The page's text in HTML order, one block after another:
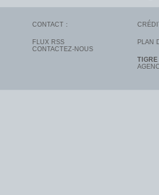
CONTACT :
FLUX RSS
CONTACTEZ-NOUS
PLAN